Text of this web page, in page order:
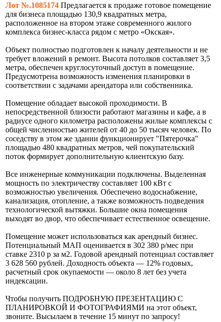
Лот №.1085174 Предлагается к продаже готовое помещение
для бизнеса площадью 130,9 квадратных метра,
расположенное на втором этаже современного жилого
комплекса бизнес-класса рядом с метро «Окская».
Объект полностью подготовлен к началу деятельности и не
требует вложений в ремонт. Высота потолков составляет 3,5
метра, обеспечен круглосуточный доступ в помещение.
Предусмотрена возможность изменения планировки в
соответствии с задачами арендатора или собственника.
Помещение обладает высокой проходимости. В
непосредственной близости работают магазины и кафе, а в
радиусе одного километра расположены жилые комплексы с
общей численностью жителей от 40 до 50 тысяч человек. По
соседству в этом же здании функционирует "Пятерочка"
площадью 480 квадратных метров, чей покупательский
поток формирует дополнительную клиентскую базу.
Все инженерные коммуникации подключены. Выделенная
мощность по электричеству составляет 100 кВт с
возможностью увеличения. Обеспечено водоснабжение,
канализация, отопление, а также возможность подведения
технологической вытяжки. Большие окна помещения
выходят во двор, что обеспечивает естественное освещение.
Помещение может использоваться как арендный бизнес.
Потенциальный МАП оценивается в 302 380 р/мес при
ставке 2310 р за м2. Годовой арендный потенциал составляет
3 628 560 рублей. Доходность объекта — 12% годовых,
расчетный срок окупаемости — около 8 лет без учета
индексации.
Чтобы получить ПОДРОБНУЮ ПРЕЗЕНТАЦИЮ С
ПЛАНИРОВКОЙ И ФОТОГРАФИЯМИ на этот объект,
звоните. Высылаем в течение 15 минут по запросу!